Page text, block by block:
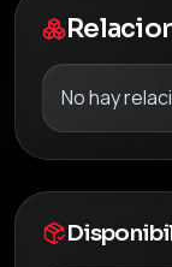
No hay